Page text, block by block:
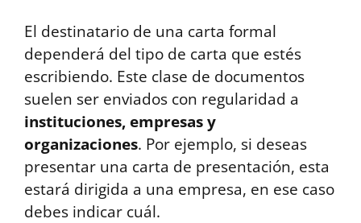
El destinatario de una carta formal
dependerá del tipo de carta que estés
escribiendo. Este clase de documentos
suelen ser enviados con regularidad a
instituciones, empresas y
organizaciones. Por ejemplo, si deseas
presentar una carta de presentación, esta
estará dirigida a una empresa, en ese caso
debes indicar cuál.